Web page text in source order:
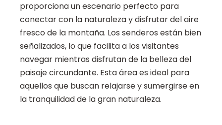
proporciona un escenario perfecto para
conectar con la naturaleza y disfrutar del aire
fresco de la montaña. Los senderos están bien
señalizados, lo que facilita a los visitantes
navegar mientras disfrutan de la belleza del
paisaje circundante. Esta área es ideal para
aquellos que buscan relajarse y sumergirse en
la tranquilidad de la gran naturaleza.